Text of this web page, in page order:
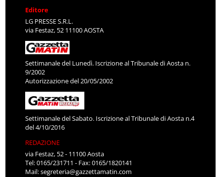
Editore
LG PRESSE S.R.L.
via Festaz, 52 11100 AOSTA
Settimanale del Lunedì. Iscrizione al Tribunale di Aosta n.
9/2002
Autorizzazione del 20/05/2002
Settimanale del Sabato. Iscrizione al Tribunale di Aosta n.4
del 4/10/2016
REDAZIONE
via Festaz, 52 - 11100 Aosta
Tel: 0165/231711 - Fax: 0165/1820141
Mail:segreteria@gazzettamatin.com